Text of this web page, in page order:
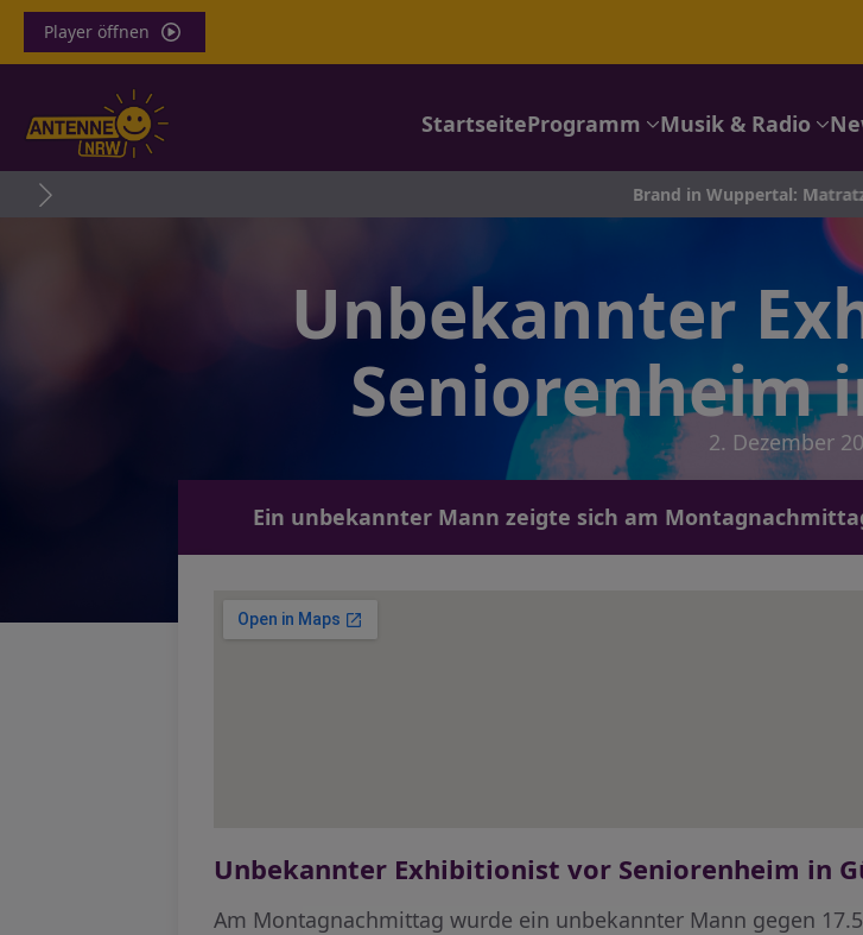
Player öffnen
StartseiteProgramm Musik & Radio
Brand in Wuppertal: Matratze fängt
Unbekannter
Seniorenheim
2. Dezember
Ein unbekannter Mann zeigte sich am
Unbekannter Exhibitionist vor Seniorenheim in
Am Montagnachmittag wurde ein unbekannter Mann gegen